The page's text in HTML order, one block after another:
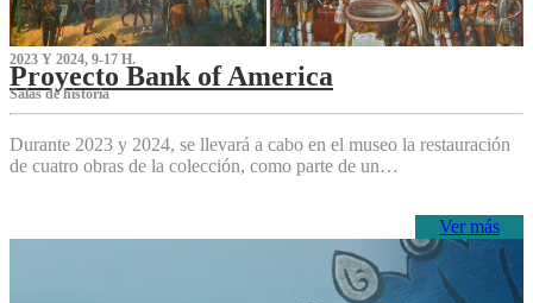
2023 Y 2024, 9-17 H.
Proyecto Bank of America
S‌alas de historia
Durante 2023 y 2024, se llevará a cabo en el museo la restauración
de cuatro obras de la colección, como parte de un…
Ver más